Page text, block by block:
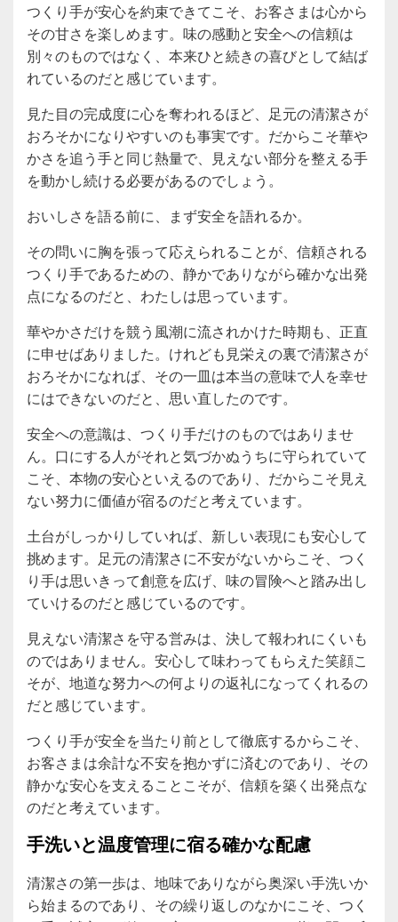
つくり手が安心を約束できてこそ、お客さまは心から
その甘さを楽しめます。味の感動と安全への信頼は
別々のものではなく、本来ひと続きの喜びとして結ば
れているのだと感じています。
見た目の完成度に心を奪われるほど、足元の清潔さが
おろそかになりやすいのも事実です。だからこそ華や
かさを追う手と同じ熱量で、見えない部分を整える手
を動かし続ける必要があるのでしょう。
おいしさを語る前に、まず安全を語れるか。
その問いに胸を張って応えられることが、信頼される
つくり手であるための、静かでありながら確かな出発
点になるのだと、わたしは思っています。
華やかさだけを競う風潮に流されかけた時期も、正直
に申せばありました。けれども見栄えの裏で清潔さが
おろそかになれば、その一皿は本当の意味で人を幸せ
にはできないのだと、思い直したのです。
安全への意識は、つくり手だけのものではありませ
ん。口にする人がそれと気づかぬうちに守られていて
こそ、本物の安心といえるのであり、だからこそ見え
ない努力に価値が宿るのだと考えています。
土台がしっかりしていれば、新しい表現にも安心して
挑めます。足元の清潔さに不安がないからこそ、つく
り手は思いきって創意を広げ、味の冒険へと踏み出し
ていけるのだと感じているのです。
見えない清潔さを守る営みは、決して報われにくいも
のではありません。安心して味わってもらえた笑顔こ
そが、地道な努力への何よりの返礼になってくれるの
だと感じています。
つくり手が安全を当たり前として徹底するからこそ、
お客さまは余計な不安を抱かずに済むのであり、その
静かな安心を支えることこそが、信頼を築く出発点な
のだと考えています。
手洗いと温度管理に宿る確かな配慮
清潔さの第一歩は、地味でありながら奥深い手洗いか
ら始まるのであり、その繰り返しのなかにこそ、つく